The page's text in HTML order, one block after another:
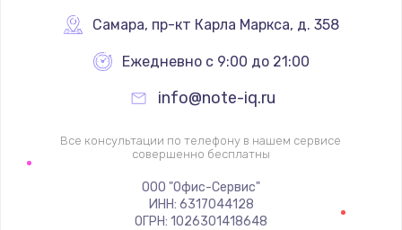
Самара, пр-кт Карла Маркса, д. 358
Ежедневно с 9:00 до 21:00
info@note-iq.ru
Все консультации по телефону в нашем сервисе
совершенно бесплатны
ООО "Офис-Сервис"
ИНН: 6317044128
ОГРН: 1026301418648